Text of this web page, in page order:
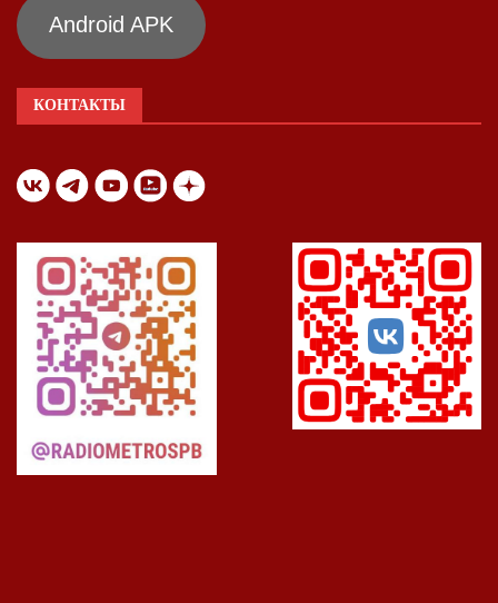
Android APK
КОНТАКТЫ